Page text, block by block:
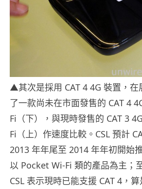
▲其次是採用 CAT 4 4G 裝置，在
了一款尚未在市面發售的 CAT 4
Fi（下），與現時發售的 CAT 3
Fi（上）作速度比較。CSL 預計
2013 年年尾至 2014 年年初開始
以 Pocket Wi-Fi 類的產品為主；
CSL 表示現時已能支援 CAT 4，